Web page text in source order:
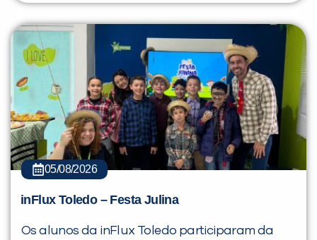
05/08/2026
inFlux Toledo – Festa Julina
Os alunos da inFlux Toledo participaram da